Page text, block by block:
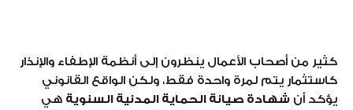
كثير من أصحاب الأعمال ينظرون إلى أنظمة الإطفاء والإنذار
كاستثمار يتم لمرة واحدة فقط، ولكن الواقع القانوني
يؤكد أن شهادة صيانة الحماية المدنية السنوية هي